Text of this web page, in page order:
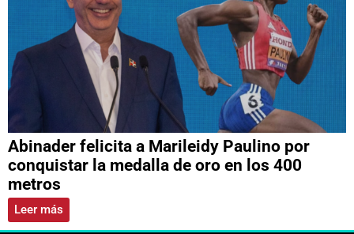
Abinader felicita a Marileidy Paulino por
conquistar la medalla de oro en los 400
metros
Leer más